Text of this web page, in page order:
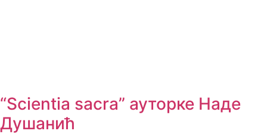
“Scientia sacra” ауторке Наде
Душанић